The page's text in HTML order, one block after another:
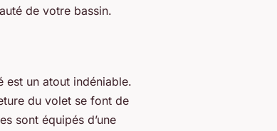
de votre bassin.
est un atout indéniable.
du volet se font de
sont équipés d’une